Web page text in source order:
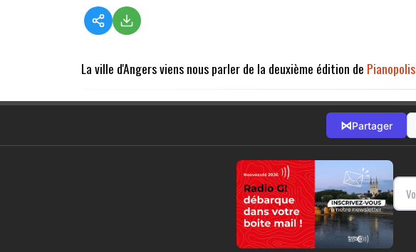
La ville d'Angers viens nous parler de la deuxième édition de Pianopolis
⋈Partager